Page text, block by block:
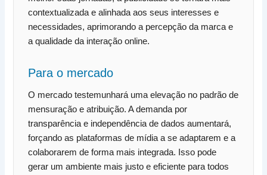
contextualizada e alinhada aos seus interesses e
necessidades, aprimorando a percepção da marca e
a qualidade da interação online.
Para o mercado
O mercado testemunhará uma elevação no padrão de
mensuração e atribuição. A demanda por
transparência e independência de dados aumentará,
forçando as plataformas de mídia a se adaptarem e a
colaborarem de forma mais integrada. Isso pode
gerar um ambiente mais justo e eficiente para todos